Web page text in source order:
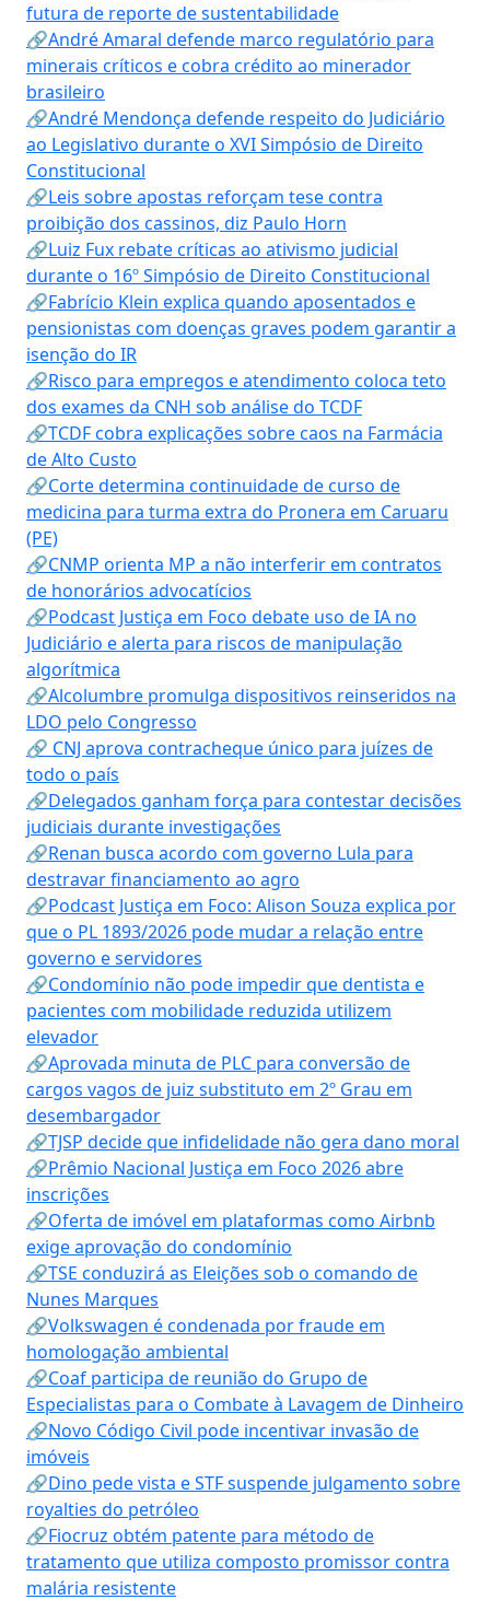
futura de reporte de sustentabilidade
🔗André Amaral defende marco regulatório para
minerais críticos e cobra crédito ao minerador
brasileiro
🔗André Mendonça defende respeito do Judiciário
ao Legislativo durante o XVI Simpósio de Direito
Constitucional
🔗Leis sobre apostas reforçam tese contra
proibição dos cassinos, diz Paulo Horn
🔗Luiz Fux rebate críticas ao ativismo judicial
durante o 16º Simpósio de Direito Constitucional
🔗Fabrício Klein explica quando aposentados e
pensionistas com doenças graves podem garantir a
isenção do IR
🔗Risco para empregos e atendimento coloca teto
dos exames da CNH sob análise do TCDF
🔗TCDF cobra explicações sobre caos na Farmácia
de Alto Custo
🔗Corte determina continuidade de curso de
medicina para turma extra do Pronera em Caruaru
(PE)
🔗CNMP orienta MP a não interferir em contratos
de honorários advocatícios
🔗Podcast Justiça em Foco debate uso de IA no
Judiciário e alerta para riscos de manipulação
algorítmica
🔗Alcolumbre promulga dispositivos reinseridos na
LDO pelo Congresso
🔗 CNJ aprova contracheque único para juízes de
todo o país
🔗Delegados ganham força para contestar decisões
judiciais durante investigações
🔗Renan busca acordo com governo Lula para
destravar financiamento ao agro
🔗Podcast Justiça em Foco: Alison Souza explica por
que o PL 1893/2026 pode mudar a relação entre
governo e servidores
🔗Condomínio não pode impedir que dentista e
pacientes com mobilidade reduzida utilizem
elevador
🔗Aprovada minuta de PLC para conversão de
cargos vagos de juiz substituto em 2º Grau em
desembargador
🔗TJSP decide que infidelidade não gera dano moral
🔗Prêmio Nacional Justiça em Foco 2026 abre
inscrições
🔗Oferta de imóvel em plataformas como Airbnb
exige aprovação do condomínio
🔗TSE conduzirá as Eleições sob o comando de
Nunes Marques
🔗Volkswagen é condenada por fraude em
homologação ambiental
🔗Coaf participa de reunião do Grupo de
Especialistas para o Combate à Lavagem de Dinheiro
🔗Novo Código Civil pode incentivar invasão de
imóveis
🔗Dino pede vista e STF suspende julgamento sobre
royalties do petróleo
🔗Fiocruz obtém patente para método de
tratamento que utiliza composto promissor contra
malária resistente